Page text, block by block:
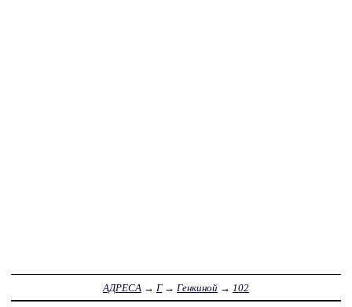
АДРЕСА → Г→ Генкиной → 102